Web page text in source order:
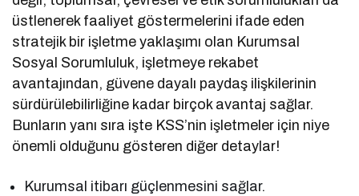
üstlenerek faaliyet göstermelerini ifade eden
stratejik bir işletme yaklaşımı olan Kurumsal
Sosyal Sorumluluk, işletmeye rekabet
avantajından, güvene dayalı paydaş ilişkilerinin
sürdürülebilirliğine kadar birçok avantaj sağlar.
Bunların yanı sıra işte KSS’nin işletmeler için niye
önemli olduğunu gösteren diğer detaylar!
Kurumsal itibarı güçlenmesini sağlar.